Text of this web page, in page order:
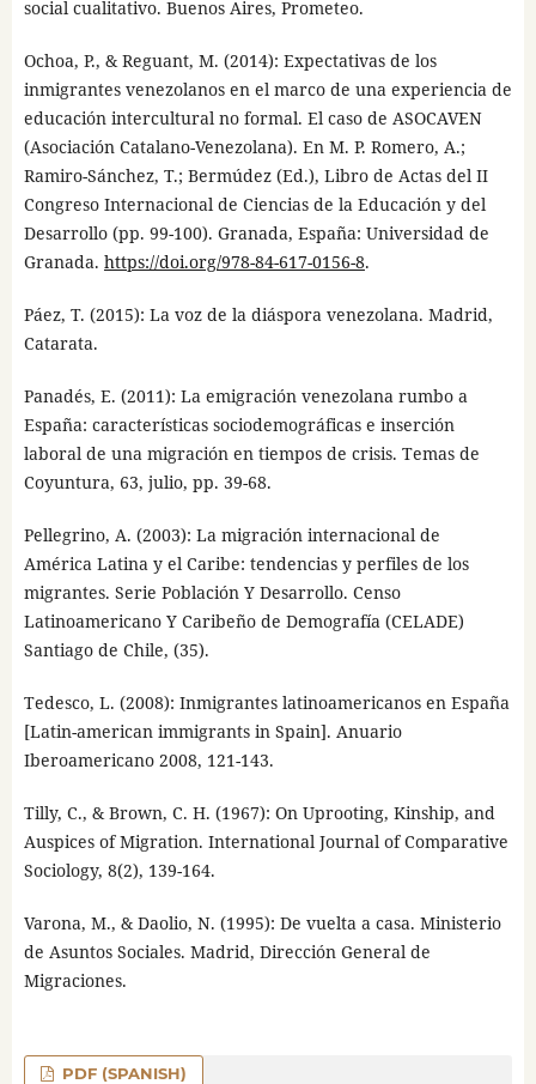
social cualitativo. Buenos Aires, Prometeo.
Ochoa, P., & Reguant, M. (2014): Expectativas de los
inmigrantes venezolanos en el marco de una experiencia de
educación intercultural no formal. El caso de ASOCAVEN
(Asociación Catalano-Venezolana). En M. P. Romero, A.;
Ramiro-Sánchez, T.; Bermúdez (Ed.), Libro de Actas del II
Congreso Internacional de Ciencias de la Educación y del
Desarrollo (pp. 99-100). Granada, España: Universidad de
Granada. https://doi.org/978-84-617-0156-8.
Páez, T. (2015): La voz de la diáspora venezolana. Madrid,
Catarata.
Panadés, E. (2011): La emigración venezolana rumbo a
España: características sociodemográficas e inserción
laboral de una migración en tiempos de crisis. Temas de
Coyuntura, 63, julio, pp. 39-68.
Pellegrino, A. (2003): La migración internacional de
América Latina y el Caribe: tendencias y perfiles de los
migrantes. Serie Población Y Desarrollo. Censo
Latinoamericano Y Caribeño de Demografía (CELADE)
Santiago de Chile, (35).
Tedesco, L. (2008): Inmigrantes latinoamericanos en España
[Latin-american immigrants in Spain]. Anuario
Iberoamericano 2008, 121-143.
Tilly, C., & Brown, C. H. (1967): On Uprooting, Kinship, and
Auspices of Migration. International Journal of Comparative
Sociology, 8(2), 139-164.
Varona, M., & Daolio, N. (1995): De vuelta a casa. Ministerio
de Asuntos Sociales. Madrid, Dirección General de
Migraciones.
PDF (SPANISH)